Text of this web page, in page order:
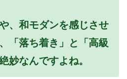
、和モダンを感じさせ
「落ち着き」と「高級
妙なんですよね。